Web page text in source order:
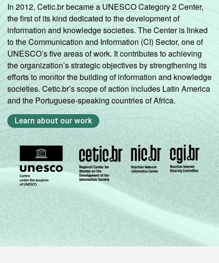
In 2012, Cetic.br became a UNESCO Category 2 Center,
the first of its kind dedicated to the development of
information and knowledge societies. The Center is linked
to the Communication and Information (CI) Sector, one of
UNESCO’s five areas of work. It contributes to achieving
the organization’s strategic objectives by strengthening its
efforts to monitor the building of information and knowledge
societies. Cetic.br’s scope of action includes Latin America
and the Portuguese-speaking countries of Africa.
Learn about our work